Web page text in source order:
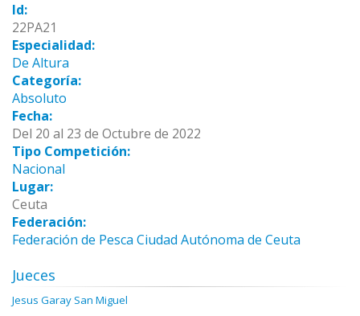
Id:
22PA21
Especialidad:
De Altura
Categoría:
Absoluto
Fecha:
Del 20 al 23 de Octubre de 2022
Tipo Competición:
Nacional
Lugar:
Ceuta
Federación:
Federación de Pesca Ciudad Autónoma de Ceuta
Jueces
Jesus Garay San Miguel